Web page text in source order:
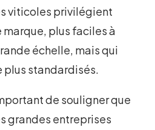
viticoles privilégient
marque, plus faciles à
échelle, mais qui
plus standardisés.
de souligner que
grandes entreprises